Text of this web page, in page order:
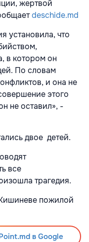
жертвой
deschide.md
установила, что
в котором он
По словам
и она не
этого
не оставил», -
двое детей.
все
трагедия.
пожилой
в Google